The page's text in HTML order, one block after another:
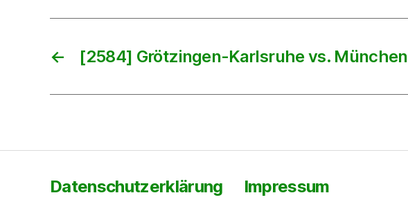
← [2584] Grötzingen-Karlsruhe vs. München
Datenschutzerklärung Impressum